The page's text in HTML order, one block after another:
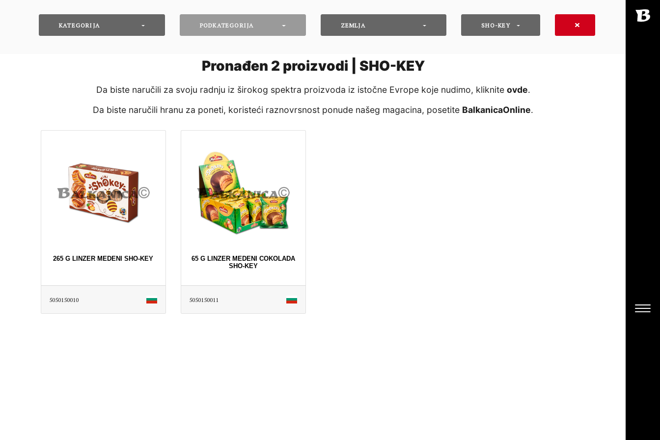
KATEGORIJA PODKATEGORIJA ZEMLJA SHO-KEY
Pronađen 2 proizvodi | SHO-KEY
Da biste naručili za svoju radnju iz širokog spektra proizvoda iz istočne Evrope koje nudimo, kliknite ovde․
Da biste naručili hranu za poneti, koristeći raznovrsnost ponude našeg magacina, posetite BalkanicaOnline․
265 G LINZER MEDENI SHO-KEY
5050150010
65 G LINZER MEDENI COKOLADA
SHO-KEY
5050150011